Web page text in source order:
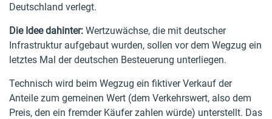
Deutschland verlegt.
Die Idee dahinter: Wertzuwächse, die mit deutscher
Infrastruktur aufgebaut wurden, sollen vor dem Wegzug ein
letztes Mal der deutschen Besteuerung unterliegen.
Technisch wird beim Wegzug ein fiktiver Verkauf der
Anteile zum gemeinen Wert (dem Verkehrswert, also dem
Preis, den ein fremder Käufer zahlen würde) unterstellt. Das